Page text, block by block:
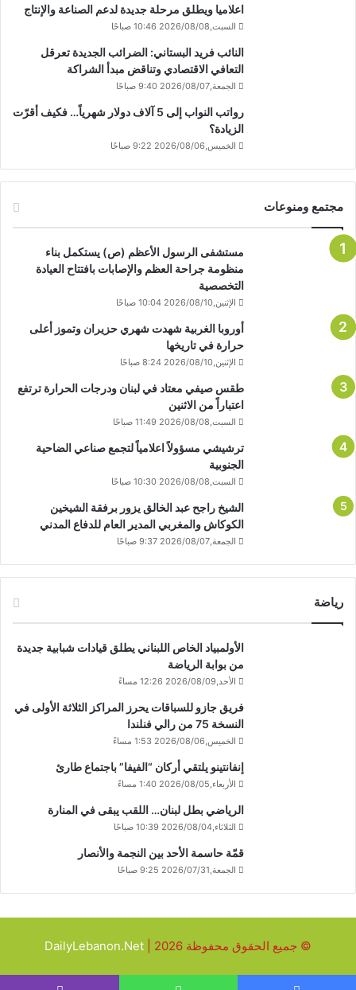
اعلاميا ويطلق مرحلة جديدة لدعم الصناعة والإنتاج
السبت,2026/08/08 10:46 صباحًا
النائب فريد البستاني: الضرائب الجديدة تعرقل
التعافي الاقتصادي وتناقض مبدأ الشراكة
الجمعة,2026/08/07 9:40 صباحًا
رواتب النواب إلى 5 آلاف دولار شهرياً… فكيف أقرّت
الزيادة؟
الخميس,2026/08/06 9:22 صباحًا
مجتمع ومنوعات
مستشفى الرسول الأعظم (ص) يستكمل بناء
منظومة جراحة العظم والإصابات بافتتاح العيادة
التخصصية
الإثنين,2026/08/10 10:04 صباحًا
أوروبا الغربية شهدت شهري حزيران وتموز أعلى
حرارة في تاريخها
الإثنين,2026/08/10 8:24 صباحًا
طقس صيفي معتاد في لبنان ودرجات الحرارة ترتفع
اعتباراً من الاثنين
السبت,2026/08/08 11:49 صباحًا
ترشيشي مسؤولاً اعلامياً لتجمع صناعي الضاحية
الجنوبية
السبت,2026/08/08 10:30 صباحًا
الشيخ راجح عبد الخالق يزور برفقة الشيخين
الكوكاش والمغربي المدير العام للدفاع المدني
الجمعة,2026/08/07 9:37 صباحًا
رياضة
الأولمبياد الخاص اللبناني يطلق قيادات شبابية جديدة
من بوابة الرياضة
الأحد,2026/08/09 12:26 مساءً
فريق جازو للسباقات يحرز المراكز الثلاثة الأولى في
النسخة 75 من رالي فنلندا
الخميس,2026/08/06 1:53 مساءً
إنفانتينو يلتقي أركان “الفيفا” باجتماع طارئ
الأربعاء,2026/08/05 1:40 مساءً
الرياضي بطل لبنان… اللقب يبقى في المنارة
الثلاثاء,2026/08/04 10:39 صباحًا
قمّة حاسمة الأحد بين النجمة والأنصار
الجمعة,2026/07/31 9:25 صباحًا
© جميع الحقوق محفوظة 2026 | DailyLebanon.Net